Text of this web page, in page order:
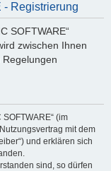
- Registrierung
SOFTWARE“
zwischen Ihnen
(im
mit dem
und erklären sich
sind, so dürfen